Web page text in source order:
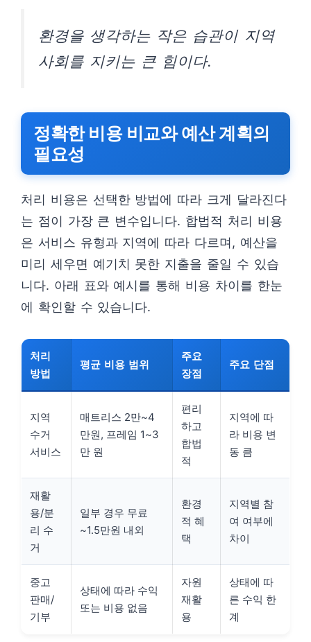
환경을 생각하는 작은 습관이 지역
사회를 지키는 큰 힘이다.
정확한 비용 비교와 예산 계획의
필요성
처리 비용은 선택한 방법에 따라 크게 달라진다
는 점이 가장 큰 변수입니다. 합법적 처리 비용
은 서비스 유형과 지역에 따라 다르며, 예산을
미리 세우면 예기치 못한 지출을 줄일 수 있습
니다. 아래 표와 예시를 통해 비용 차이를 한눈
에 확인할 수 있습니다.
처리
방법
평균 비용 범위
주요
장점
주요 단점
지역
수거
서비스
매트리스 2만~4
만원, 프레임 1~3
만 원
편리
하고
합법
적
지역에 따
라 비용 변
동 큼
재활
용/분
리 수
거
일부 경우 무료
~1.5만원 내외
환경
적 혜
택
지역별 참
여 여부에
차이
중고
판매/
기부
상태에 따라 수익
또는 비용 없음
자원
재활
용
상태에 따
른 수익 한
계